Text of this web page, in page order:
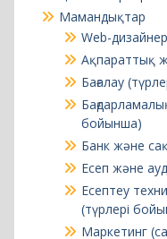
бойынша)
Банк және
Есеп және
Есептеу
(түрлері
Маркетинг
Психолог
Туризм
Мамандықтар
Маркетинг